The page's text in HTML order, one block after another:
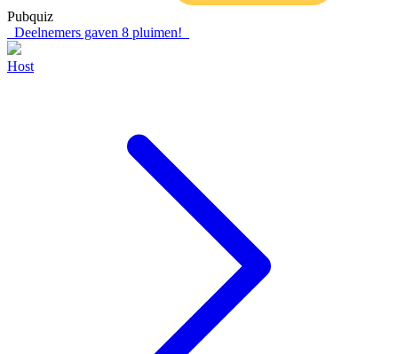
Pubquiz
Deelnemers gaven 8 pluimen!
Host